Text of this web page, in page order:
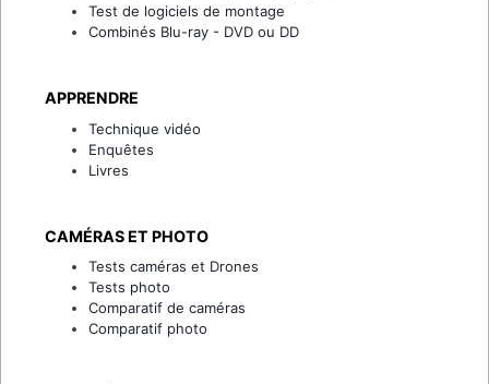
Test de logiciels de montage
Combinés Blu-ray - DVD ou DD
APPRENDRE
Technique vidéo
Enquêtes
Livres
CAMÉRAS ET PHOTO
Tests caméras et Drones
Tests photo
Comparatif de caméras
Comparatif photo